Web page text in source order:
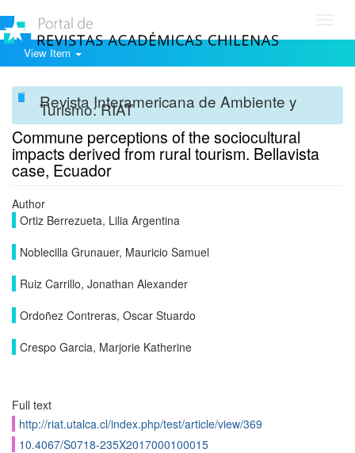
View Item
Revista Interamericana de Ambiente y
Turismo: RIAT
Commune perceptions of the sociocultural
impacts derived from rural tourism. Bellavista
case, Ecuador
Author
Ortiz Berrezueta, Lilia Argentina
Noblecilla Grunauer, Mauricio Samuel
Ruiz Carrillo, Jonathan Alexander
Ordoñez Contreras, Oscar Stuardo
Crespo Garcia, Marjorie Katherine
Full text
http://riat.utalca.cl/index.php/test/article/view/369
10.4067/S0718-235X2017000100015